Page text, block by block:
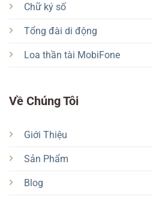
Chữ ký số
Tổng đài di động
Loa thần tài MobiFone
Về Chúng Tôi
Giới Thiệu
Sản Phẩm
Blog